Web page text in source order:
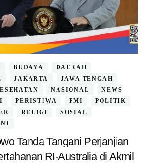
BUDAYA
DAERAH
JAKARTA
JAWA TENGAH
NASIONAL
NEWS
PERISTIWA PMI
POLITIK
RELIGI
SOSIAL
Tanda Tangani Perjanjian
RI-Australia di Akmil